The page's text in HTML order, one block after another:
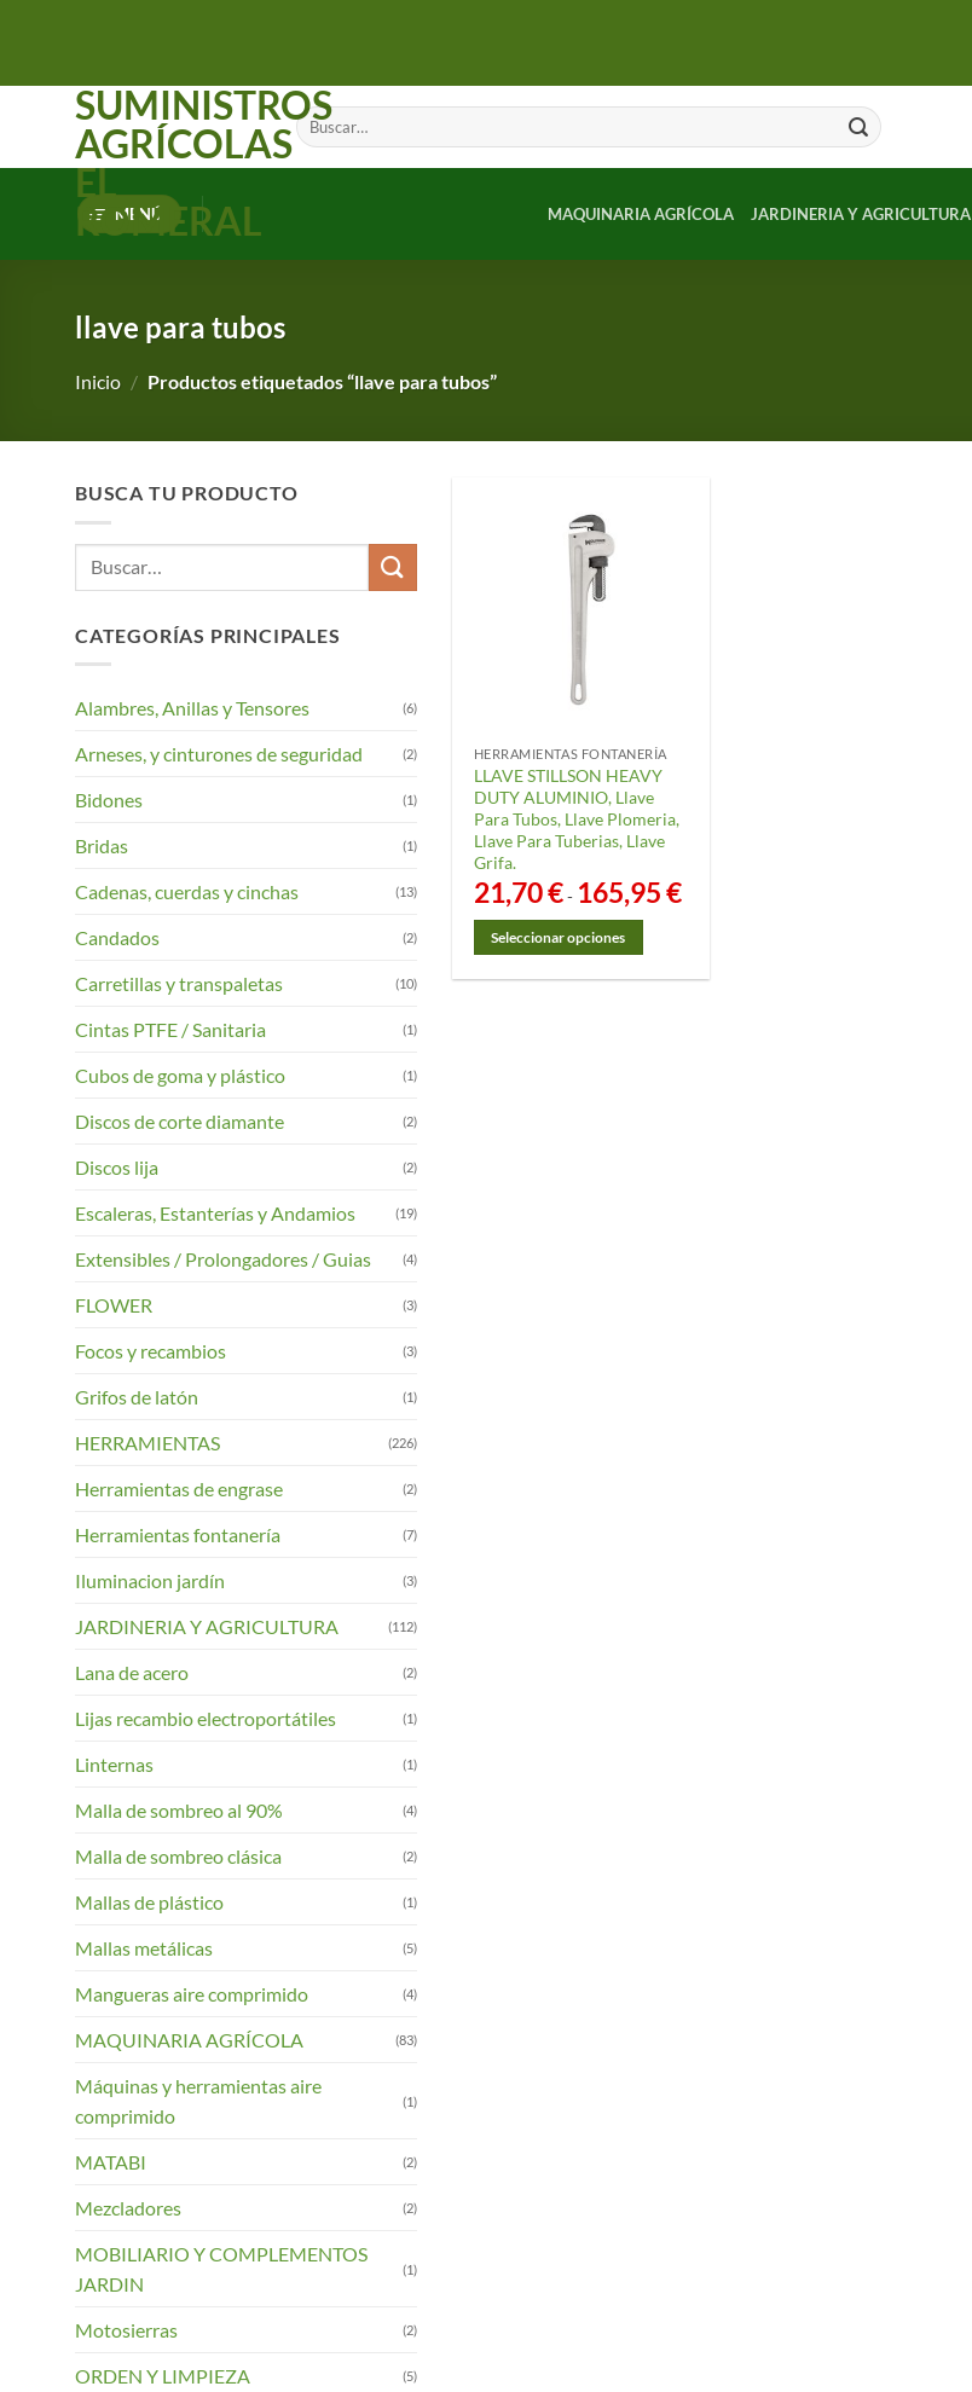
SUMINISTROS
AGRÍCOLAS
EL
ROMERAL
Buscar
por:
MENÚ MAQUINARIA AGRÍCOLA JARDINERIA Y AGRICULTURA
llave para tubos
Inicio / Productos etiquetados “llave para tubos”
BUSCA TU PRODUCTO
Buscar
CATEGORÍAS PRINCIPALES
Alambres, Anillas y Tensores (6)
Arneses, y cinturones de seguridad (2)
Bidones (1)
Bridas (1)
Cadenas, cuerdas y cinchas (13)
Candados (2)
Carretillas y transpaletas (10)
Cintas PTFE / Sanitaria (1)
Cubos de goma y plástico (1)
Discos de corte diamante (2)
Discos lija (2)
Escaleras, Estanterías y Andamios (19)
Extensibles / Prolongadores / Guias (4)
FLOWER (3)
Focos y recambios (3)
Grifos de latón (1)
HERRAMIENTAS (226)
Herramientas de engrase (2)
Herramientas fontanería (7)
Iluminacion jardín (3)
JARDINERIA Y AGRICULTURA (112)
Lana de acero (2)
Lijas recambio electroportátiles (1)
Linternas (1)
Malla de sombreo al 90% (4)
Malla de sombreo clásica (2)
Mallas de plástico (1)
Mallas metálicas (5)
Mangueras aire comprimido (4)
MAQUINARIA AGRÍCOLA (83)
Máquinas y herramientas aire
comprimido
(1)
MATABI (2)
Mezcladores (2)
MOBILIARIO Y COMPLEMENTOS
JARDIN
(1)
Motosierras (2)
ORDEN Y LIMPIEZA (5)
HERRAMIENTAS FONTANERÍA
LLAVE STILLSON HEAVY
DUTY ALUMINIO, Llave
Para Tubos, Llave Plomeria,
Llave Para Tuberias, Llave
Grifa.
21,70€ - 165,95€Rango
de
165,95 €
Seleccionar opciones